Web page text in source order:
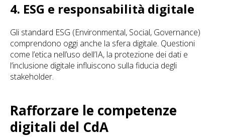
4. ESG e responsabilità digitale
Gli standard ESG (Environmental, Social, Governance)
comprendono oggi anche la sfera digitale. Questioni
come l’etica nell’uso dell’IA, la protezione dei dati e
l’inclusione digitale influiscono sulla fiducia degli
stakeholder.
Rafforzare le competenze
digitali del CdA